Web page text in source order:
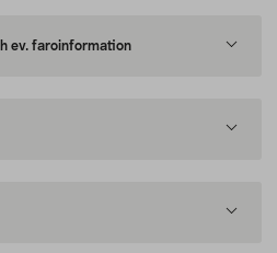
ev. faroinformation